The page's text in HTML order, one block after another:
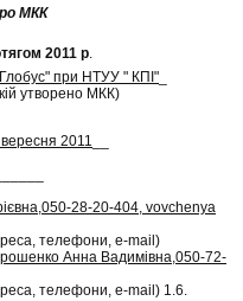
МКК
2011 р.
при НТУУ " КПІ"
утворено МКК)
2011
28-20-404, vovchenya
телефони, e-mail)
Анна Вадимівна,050-72-
телефони, e-mail) 1.6.